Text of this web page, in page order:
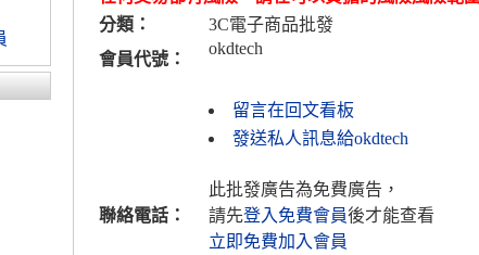
分類：
3C電子商品批發
會員代號：
okdtech
留言在回文看板
發送私人訊息給okdtech
聯絡電話：
此批發廣告為免費廣告，
請先登入免費會員後才能查看
立即免費加入會員